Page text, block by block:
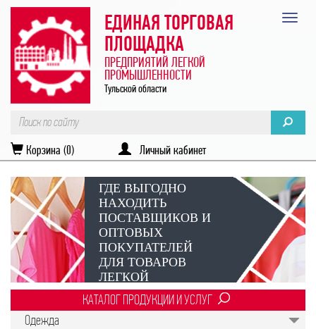
ЕДИНАЯ ТОРГОВАЯ
ПЛОЩАДКА
ПРЕДПРИЯТИЙ ЛЕГКОЙ
ПРОМЫШЛЕННОСТИ
Тульской области
Корзина (0) Личный кабинет
ГДЕ ВЫГОДНО
НАХОДИТЬ
ПОСТАВЩИКОВ И
ОПТОВЫХ
ПОКУПАТЕЛЕЙ
ДЛЯ ТОВАРОВ
ЛЕГКОЙ
ПРОМЫШЛЕННОСТИ?
Век онлайн-коммуникаций
КАТАЛОГ ПРОДУКЦИИ И УСЛУГ
Одежда